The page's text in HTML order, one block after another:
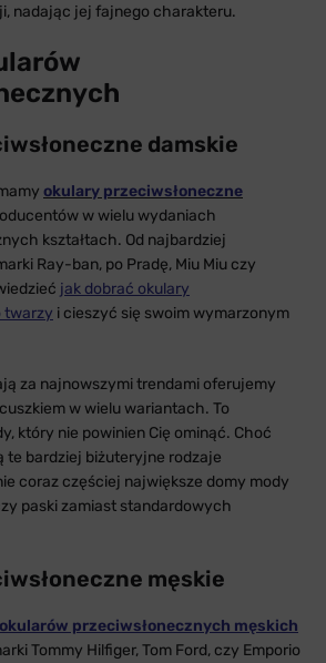
nadając jej fajnego charakteru.
damskie
okulary przeciwsłoneczne
w wielu wydaniach
kształtach. Od najbardziej
Ray-ban, po Pradę, Miu Miu czy
jak dobrać okulary
twarzy i cieszyć się swoim wymarzonym
za najnowszymi trendami oferujemy
w wielu wariantach. To
który nie powinien Cię ominąć. Choć
te bardziej biżuteryjne rodzaje
coraz częściej największe domy mody
paski zamiast standardowych
męskie
okularów przeciwsłonecznych męskich
Tommy Hilfiger, Tom Ford, czy Emporio